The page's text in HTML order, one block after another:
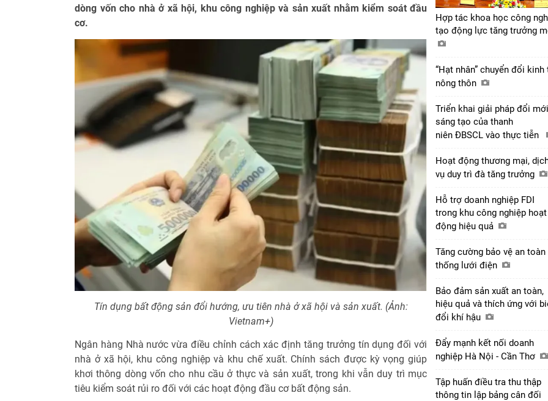
dòng vốn cho nhà ở xã hội, khu công nghiệp và sản xuất nhằm kiểm soát đầu
cơ.
Tín dụng bất động sản đổi hướng, ưu tiên nhà ở xã hội và sản xuất. (Ảnh:
Vietnam+)
Ngân hàng Nhà nước vừa điều chỉnh cách xác định tăng trưởng tín dụng đối với
nhà ở xã hội, khu công nghiệp và khu chế xuất. Chính sách được kỳ vọng giúp
khơi thông dòng vốn cho nhu cầu ở thực và sản xuất, trong khi vẫn duy trì mục
tiêu kiểm soát rủi ro đối với các hoạt động đầu cơ bất động sản.
Hợp tác khoa học công
tạo động lực tăng trưởng
“Hạt nhân” chuyển đổi kinh
nông thôn
Triển khai giải pháp đổi mới
sáng tạo của thanh
niên ĐBSCL vào thực tiễn
Hoạt động thương mại,
vụ duy trì đà tăng trưởng
Hỗ trợ doanh nghiệp FDI
trong khu công nghiệp hoạt
động hiệu quả
Tăng cường bảo vệ an toàn
thống lưới điện
Bảo đảm sản xuất an toàn,
hiệu quả và thích ứng với
đổi khí hậu
Đẩy mạnh kết nối doanh
nghiệp Hà Nội - Cần Thơ
Tập huấn điều tra thu thập
thông tin lập bảng cân đối